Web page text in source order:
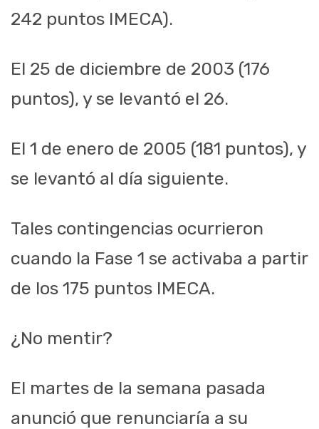
242 puntos IMECA).
El 25 de diciembre de 2003 (176
puntos), y se levantó el 26.
El 1 de enero de 2005 (181 puntos), y
se levantó al día siguiente.
Tales contingencias ocurrieron
cuando la Fase 1 se activaba a partir
de los 175 puntos IMECA.
¿No mentir?
El martes de la semana pasada
anunció que renunciaría a su